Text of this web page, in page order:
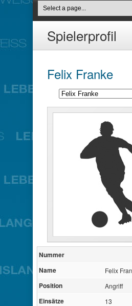
Spielerprofil
Felix Franke
Nummer
Name
Felix
Position Angriff
Einsätze 13